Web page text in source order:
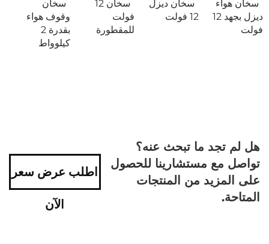
سخان هواء
ديزل بجهد 12
فولت
سخان ديزل
12 فولت
سخان 12
فولت
للمقطورة
سخان
وقوف هواء
بقدرة 2
كيلوواط
هل لم تجد ما تبحث عنه؟
تواصل مع مستشارينا للحصول
على المزيد من المنتجات
المتاحة.
اطلب عرض سعر
الآن